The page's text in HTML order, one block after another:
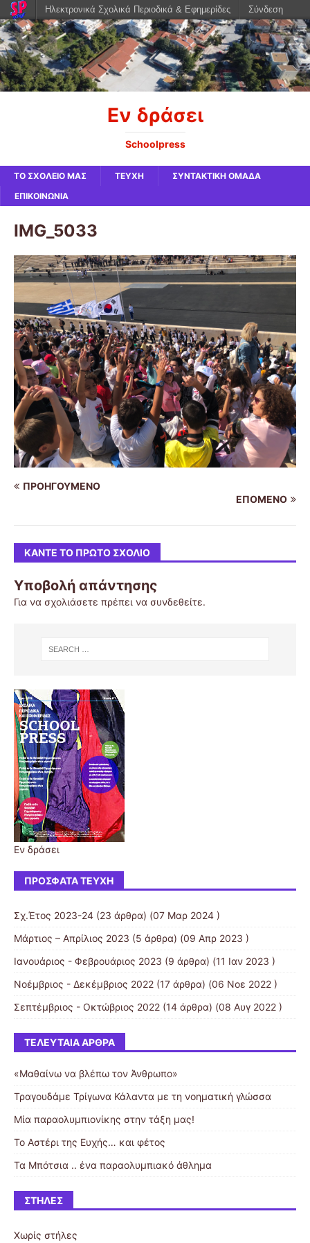
Εν δράσει
Schoolpress
ΤΟ ΣΧΟΛΕΙΟ ΜΑΣ ΤΕΥΧΗ
ΣΥΝΤΑΚΤΙΚΗ ΟΜΑΔΑ
ΕΠΙΚΟΙΝΩΝΙΑ
IMG_5033
ΠΡΟΗΓΟΎΜΕΝΟ
ΕΠΌΜΕΝΟ
ΚΆΝΤΕ ΤΟ ΠΡΏΤΟ ΣΧΌΛΙΟ
Υποβολή απάντησης
Για να σχολιάσετε πρέπει να συνδεθείτε.
Εν δράσει
ΠΡΌΣΦΑΤΑ ΤΕΎΧΗ
Σχ.Έτος 2023-24 (23 άρθρα) (07 Μαρ 2024 )
Μάρτιος – Απρίλιος 2023 (5 άρθρα) (09 Απρ 2023 )
Ιανουάριος - Φεβρουάριος 2023 (9 άρθρα) (11 Ιαν 2023 )
Νοέμβριος - Δεκέμβριος 2022 (17 άρθρα) (06 Νοε 2022 )
Σεπτέμβριος - Οκτώβριος 2022 (14 άρθρα) (08 Αυγ 2022 )
ΤΕΛΕΥΤΑΊΑ ΆΡΘΡΑ
«Μαθαίνω να βλέπω τον Άνθρωπο»
Τραγουδάμε Τρίγωνα Κάλαντα με τη νοηματική γλώσσα
Μία παραολυμπιονίκης στην τάξη μας!
Το Αστέρι της Ευχής… και φέτος
Τα Μπότσια .. ένα παραολυμπιακό άθλημα
ΣΤΉΛΕΣ
Χωρίς στήλες
Ηλεκτρονικά Σχολικά Περιοδικά & Εφημερίδες Σύνδεση